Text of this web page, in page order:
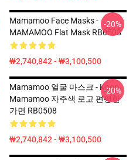
Mamamoo Face Masks -
MAMAMOO Flat Mask RB0508
₩2,740,842 - ₩3,100,500
-20%
Mamamoo 얼굴 마스크 - Kpop
Mamamoo 자주색 로고 편평한
가면 RB0508
₩2,740,842 - ₩3,100,500
-20%